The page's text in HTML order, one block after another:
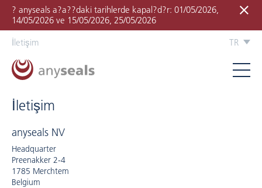
? anyseals a?a??daki tarihlerde kapal?d?r: 01/05/2026,
14/05/2026 ve 15/05/2026, 25/05/2026
İletişim
TR
İletişim
anyseals NV
Headquarter
Preenakker 2-4
1785 Merchtem
Belgium